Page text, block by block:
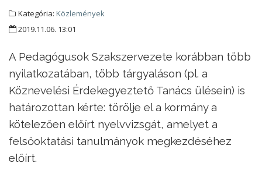
Kategória: Közlemények
2019.11.06. 13:01
A Pedagógusok Szakszervezete korábban több
nyilatkozatában, több tárgyaláson (pl. a
Köznevelési Érdekegyeztető Tanács ülésein) is
határozottan kérte: törölje el a kormány a
kötelezően előírt nyelvvizsgát, amelyet a
felsőoktatási tanulmányok megkezdéséhez
előírt.